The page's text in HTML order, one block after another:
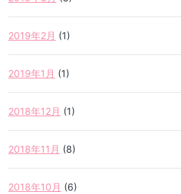
2019年2月 (1)
2019年1月 (1)
2018年12月 (1)
2018年11月 (8)
2018年10月 (6)